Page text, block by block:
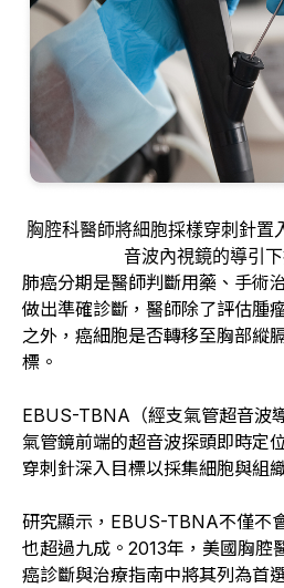
胸腔科醫師將細胞採樣穿刺針置
音波內視鏡的導引
肺癌分期是醫師判斷用藥、手術
做出準確診斷，醫師除了評估腫
之外，癌細胞是否轉移至胸部縱
標。
EBUS-TBNA（經支氣管超音波
氣管鏡前端的超音波探頭即時定
穿刺針深入目標以採集細胞與組
研究顯示，EBUS-TBNA不僅不
也超過九成。2013年，美國胸腔
癌診斷與治療指南中將其列為首